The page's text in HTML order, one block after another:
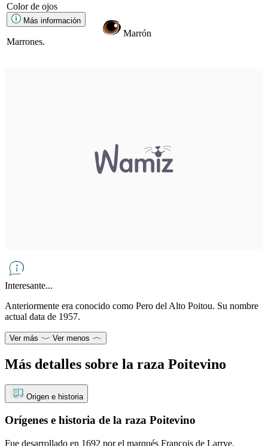
Color de ojos
Más información
Marrones.
Marrón
Interesante...
Anteriormente era conocido como Pero del Alto Poitou. Su nombre
actual data de 1957.
Ver más Ver menos
Más detalles sobre la raza Poitevino
Origen e historia
Orígenes e historia de la raza Poitevino
Fue desarrollado en 1692 por el marqués François de Larrye.